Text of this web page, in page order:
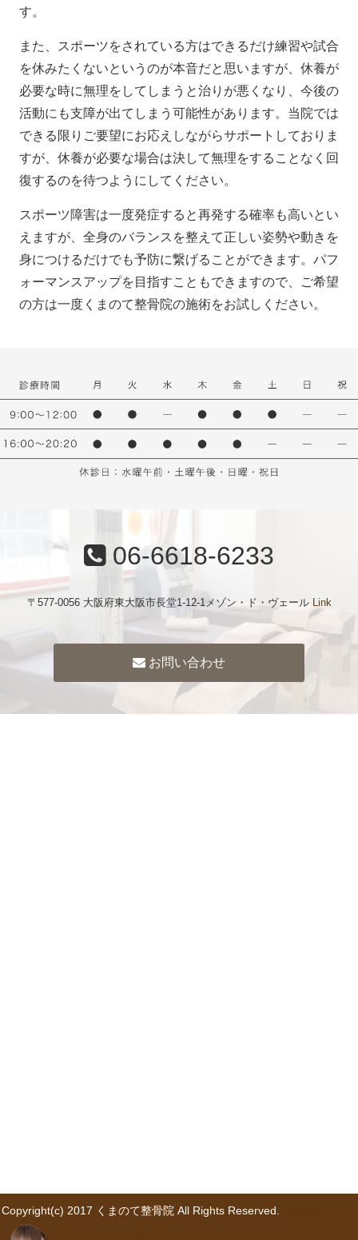
す。
また、スポーツをされている方はできるだけ練習や試合
を休みたくないというのが本音だと思いますが、休養が
必要な時に無理をしてしまうと治りが悪くなり、今後の
活動にも支障が出てしまう可能性があります。当院では
できる限りご要望にお応えしながらサポートしておりま
すが、休養が必要な場合は決して無理をすることなく回
復するのを待つようにしてください。
スポーツ障害は一度発症すると再発する確率も高いとい
えますが、全身のバランスを整えて正しい姿勢や動きを
身につけるだけでも予防に繋げることができます。パフ
ォーマンスアップを目指すこともできますので、ご希望
の方は一度くまのて整骨院の施術をお試しください。
06-6618-6233
〒577-0056 大阪府東大阪市長堂1-12-1メゾン・ド・ヴェール Link
お問い合わせ
Copyright(c) 2017 くまのて整骨院 All Rights Reserved.
ポールスタイル（整骨院・整体院・治療院HP制作）